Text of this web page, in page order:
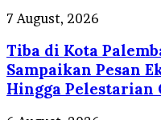
Kito
Level
Up,
Pelaku
Usaha
di
Tiba
Kota
Palembang,
Komunitas
Pesepeda
Sampaikan
7 August, 2026
Tiba di Kota
Sampaikan Pesan
Hingga